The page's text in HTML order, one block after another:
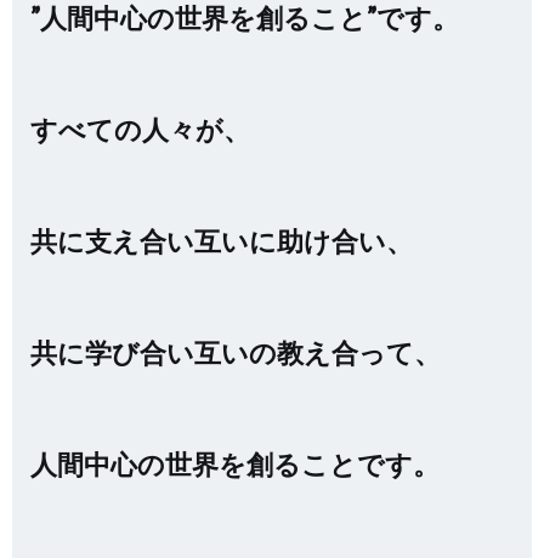
”人間中心の世界を創ること”です。
すべての人々が、
共に支え合い互いに助け合い、
共に学び合い互いの教え合って、
人間中心の世界を創ることです。